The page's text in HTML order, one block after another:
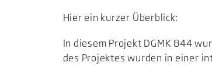
Hier ein kurzer Überblick:
In diesem Projekt DGMK 844
des Projektes wurden in einer